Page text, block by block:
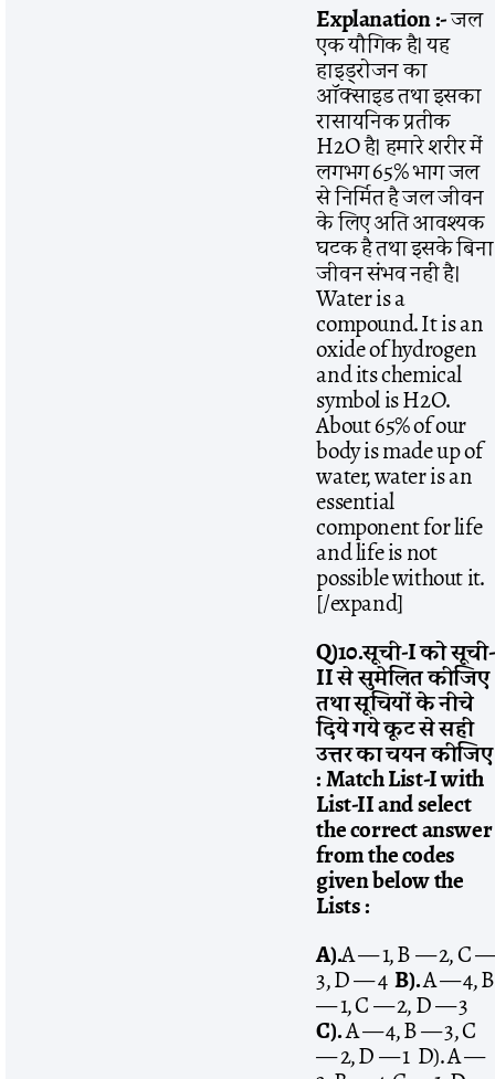
Explanation :-जल
एक यौगिक है। यह
हाइड्रोजन का
ऑक्साइड तथा इसका
रासायनिक प्रतीक
H2O है। हमारे शरीर में
लगभग 65% भाग जल
से निर्मित है जल जीवन
के लिए अति आवश्यक
घटक है तथा इसके बिना
जीवन संभव नहीं है।
Water is a
compound. It is an
oxide of hydrogen
and its chemical
symbol is H2O.
About 65% of our
body is made up of
water, water is an
essential
component for life
and life is not
possible without it.
[/expand]
Q)10.सूची-Iकोसूची-
IIसेसुमेलितकीजिए
तथासूचियोंकेनीचे
दियेगयेकूटसेसही
उत्तरकाचयनकीजिए
: Match List-I with
List-II and select
the correct answer
from the codes
given below the
Lists :
A).A — 1, B — 2, C —
3, D — 4B).A — 4, B
— 1, C — 2, D — 3
C).A — 4, B — 3, C
— 2, D — 1 D). A —